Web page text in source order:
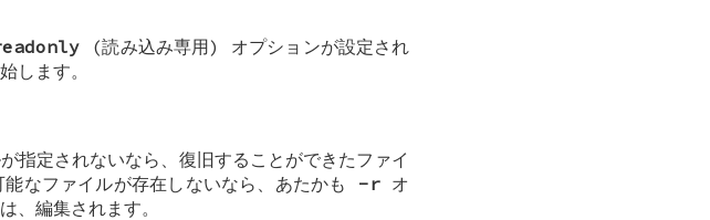
(読み込み専用) オプションが設定され
します。
指定されないなら、復旧することができたファイ
なファイルが存在しないなら、あたかも -rオ
、編集されます。